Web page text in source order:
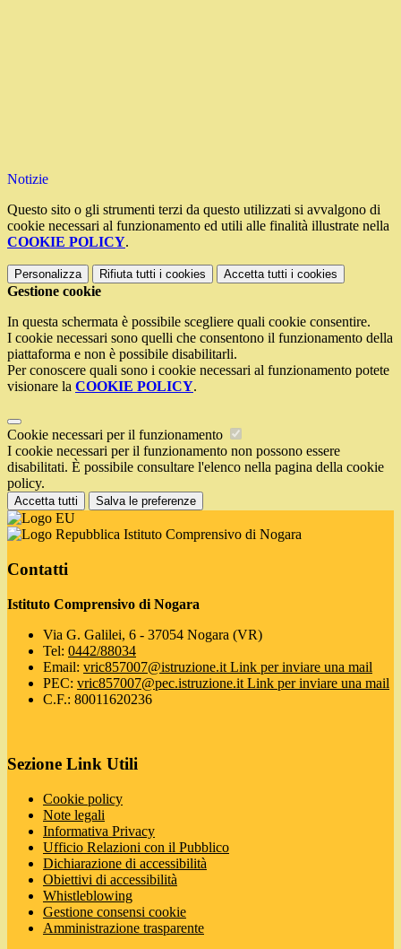
Notizie
Questo sito o gli strumenti terzi da questo utilizzati si avvalgono di
cookie necessari al funzionamento ed utili alle finalità illustrate nella
COOKIE POLICY.
Personalizza Rifiuta tutti i cookies Accetta tutti i cookies
Gestione cookie
In questa schermata è possibile scegliere quali cookie consentire.
I cookie necessari sono quelli che consentono il funzionamento della
piattaforma e non è possibile disabilitarli.
Per conoscere quali sono i cookie necessari al funzionamento potete
visionare la COOKIE POLICY.
Cookie necessari per il funzionamento
I cookie necessari per il funzionamento non possono essere
disabilitati. È possibile consultare l'elenco nella pagina della cookie
policy.
Accetta tutti Salva le preferenze
Istituto Comprensivo di Nogara
Contatti
Istituto Comprensivo di Nogara
Via G. Galilei, 6 - 37054 Nogara (VR)
Tel: 0442/88034
Email: vric857007@istruzione.it Link per inviare una mail
PEC: vric857007@pec.istruzione.it Link per inviare una mail
C.F.: 80011620236
Sezione Link Utili
Cookie policy
Note legali
Informativa Privacy
Ufficio Relazioni con il Pubblico
Dichiarazione di accessibilità
Obiettivi di accessibilità
Whistleblowing
Gestione consensi cookie
Amministrazione trasparente